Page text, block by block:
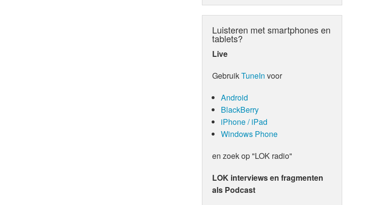
Luisteren met smartphones en
tablets?
Live
GebruikTuneIn voor
Android
BlackBerry
iPhone / iPad
Windows Phone
en zoek op "LOK radio"
LOK interviews en fragmenten
als Podcast